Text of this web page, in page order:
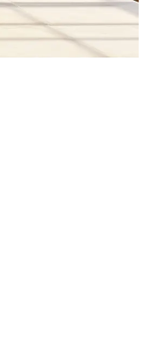
mekanın atmosferi